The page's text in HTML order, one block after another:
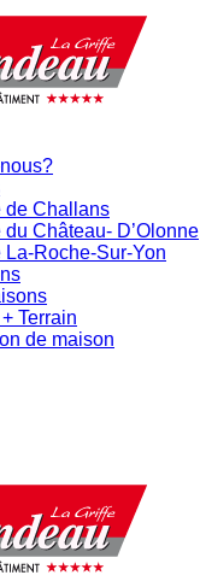
de Challans
Château- D’Olonne
La-Roche-Sur-Yon
Terrain
de maison